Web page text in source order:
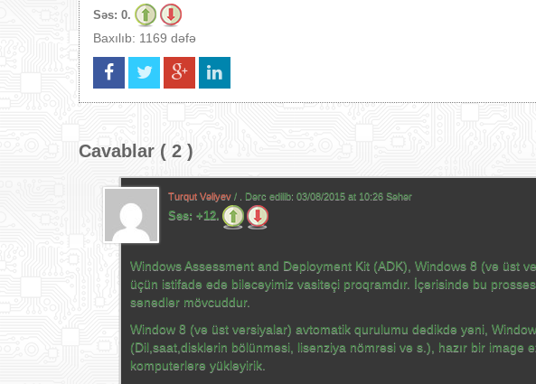
Səs: 0.
Baxılıb: 1169 dəfə
Cavablar ( 2 )
Turqut Vəliyev / . Dərc edilib: 03/08/2015 at 10:26 Səhər
Səs: +12.
Windows Assessment and Deployment Kit (ADK), Windows 8 (və üst
üçün istifadə edə biləcəyimiz vasitəçi proqramdır. İçərisində bu
sənədlər mövcuddur.
Window 8 (və üst versiyalar) avtomatik qurulumu dedikdə yəni,
(Dil,saat,disklərin bölünməsi, lisenziya nömrəsi və s.), hazır bir image
komputerlərə yükləyirik.